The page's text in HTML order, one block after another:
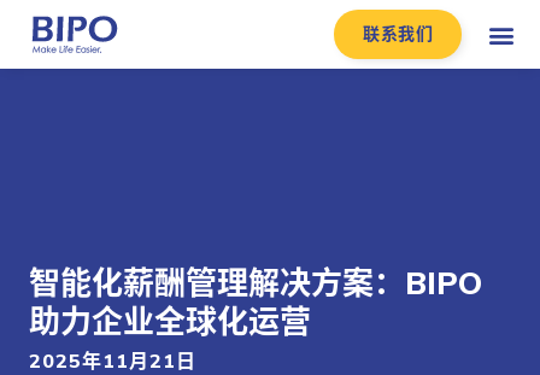
联系我们
智能化薪酬管理解决方案：BIPO
助力企业全球化运营
2025年11月21日